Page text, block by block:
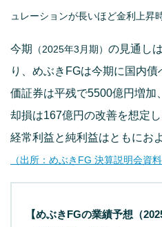
ュレーションが長いほど金利上昇
今期 （2025年3月期） の見通し
り、めぶきFGは今期に国内
価証券は平残で5500億円増加
却損は167億円の改善を想定
経常利益と純利益はともにお
（出所：めぶきFG 決算説明会資料
【めぶきFGの業績予想（